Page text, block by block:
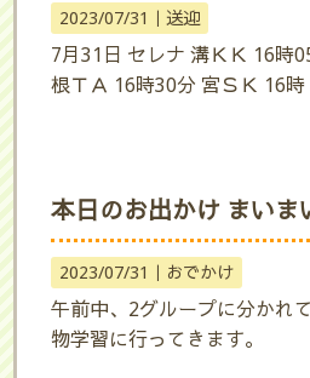
2023/07/31｜ 送迎
7月31日 セレナ 溝ＫＫ 16時
根ＴＡ 16時30分 宮ＳＫ 16時
本日のお出かけ まいま
2023/07/31｜ おでかけ
午前中、2グループに分かれ
物学習に行ってきます。